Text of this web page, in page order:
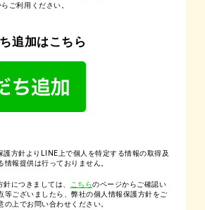
ご利用ください。
追加はこちら
方針よりLINE上で個人を特定する情報の取得及
情報提供は行っておりません。
につきましては、 こちらのページからご確認い
等ございましたら、弊社の個人情報保護方針をご
の上でお問い合わせください。